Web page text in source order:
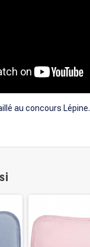
au concours Lépine.